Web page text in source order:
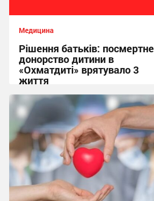
Медицина
Рішення батьків: посмертне
донорство дитини в
«Охматдиті» врятувало 3
життя
19:37 вчора